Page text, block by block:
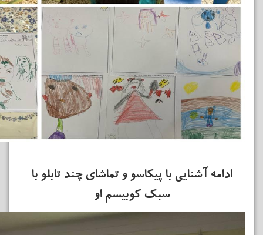
ادامه آشنایی با پیکاسو و تماشای چند تابلو با
سبک کوبیسم او